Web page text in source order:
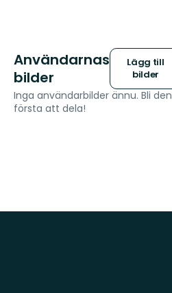
Användarnas
bilder
Lägg till
bilder
Inga användarbilder ännu. Bli den
första att dela!